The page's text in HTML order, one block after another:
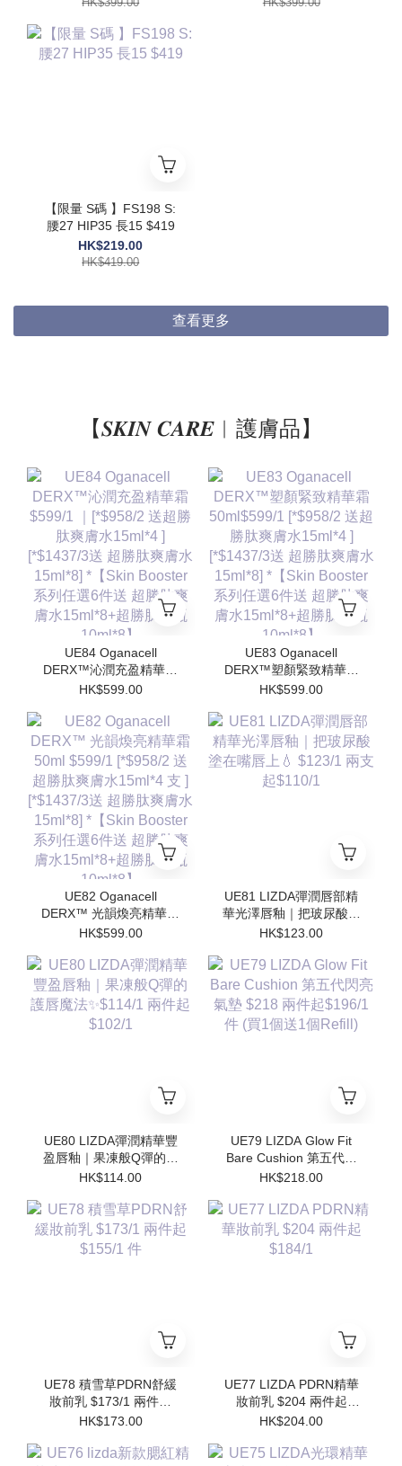
【限量 S碼 】FS198 S:
腰27 HIP35 長15 $419
HK$219.00
HK$419.00
查看更多
【𝑺𝑲𝑰𝑵 𝑪𝑨𝑹𝑬︱護膚品】
UE84 Oganacell
DERX™沁潤充盈精華霜
$599/1 ｜[*$958/2 送超
[*$1437/3送 超勝肽爽膚
水15ml*8] *【Skin
Booster 系列任選6件送
超勝肽爽膚水15ml*8+超
勝肽安瓶10ml*8】
HK$599.00
UE83 Oganacell
DERX™塑顏緊致精華霜
50ml$599/1 [*$958/2 送
[*$1437/3送 超勝肽爽膚
水15ml*8] *【Skin
Booster 系列任選6件送
超勝肽爽膚水15ml*8+超
勝肽安瓶10ml*8】
HK$599.00
UE82 Oganacell
DERX™ 光韻煥亮精華霜
50ml $599/1 [*$958/2 送
[*$1437/3送 超勝肽爽膚
水15ml*8] *【Skin
Booster 系列任選6件送
超勝肽爽膚水15ml*8+超
勝肽安瓶10ml*8】
HK$599.00
UE81 LIZDA彈潤唇部精
華光澤唇釉｜把玻尿酸塗
在嘴唇上💧 $123/1 兩支
HK$123.00
UE80 LIZDA彈潤精華豐
盈唇釉｜果凍般Q彈的護
唇魔法✨$114/1 兩件起
HK$114.00
UE79 LIZDA Glow Fit
Bare Cushion 第五代閃
亮氣墊 $218 兩件起
Refill)
HK$218.00
UE78 積雪草PDRN舒緩
妝前乳 $173/1 兩件起
$155/1 件
HK$173.00
UE77 LIZDA PDRN精華
妝前乳 $204 兩件起
$184/1
HK$204.00